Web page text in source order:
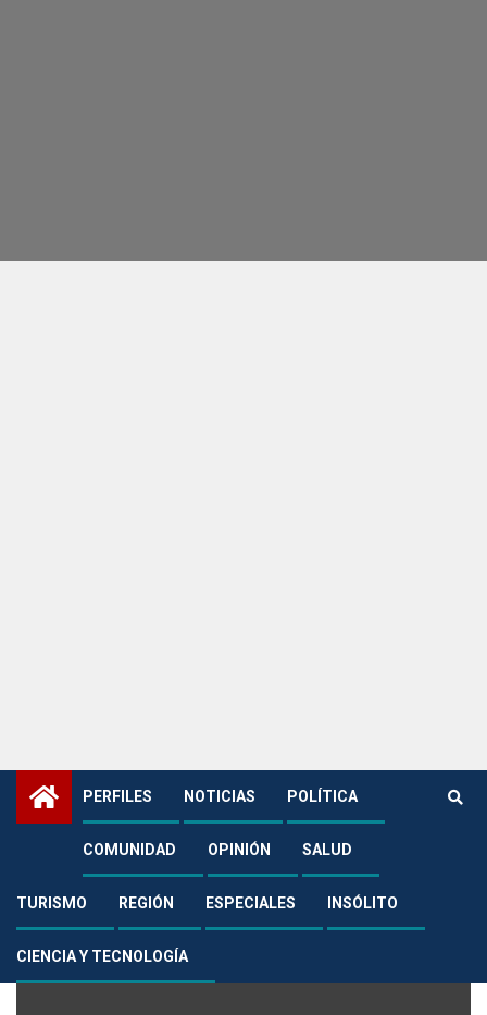
PERFILES NOTICIAS POLÍTICA
COMUNIDAD OPINIÓN SALUD
TURISMO REGIÓN ESPECIALES INSÓLITO
CIENCIA Y TECNOLOGÍA
Puerto López
Puerto López